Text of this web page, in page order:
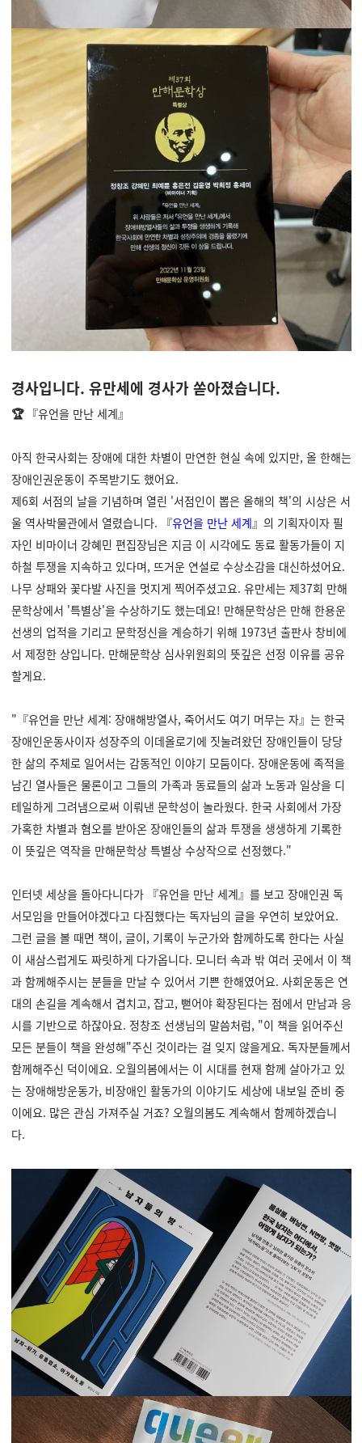
경사입니다. 유만세에 경사가 쏟아졌습니다.
🏆 『유언을 만난 세계』
아직 한국사회는 장애에 대한 차별이 만연한 현실 속에 있지만, 올 한해는
장애인권운동이 주목받기도 했어요.
제6회 서점의 날을 기념하며 열린 '서점인이 뽑은 올해의 책'의 시상은 서
울 역사박물관에서 열렸습니다.
『유언을 만난 세계』의 기획자이자 필
자인 비마이너 강혜민 편집장님은 지금 이 시각에도 동료 활동가들이 지
하철 투쟁을 지속하고 있다며, 뜨거운 연설로 수상소감을 대신하셨어요.
나무 상패와 꽃다발 사진을 멋지게 찍어주셨고요. 유만세는 제37회 만해
문학상에서 '특별상'을 수상하기도 했는데요! 만해문학상은 만해 한용운
선생의 업적을 기리고 문학정신을 계승하기 위해 1973년 출판사 창비에
서 제정한 상입니다. 만해문학상 심사위원회의 뜻깊은 선정 이유를 공유
할게요.
" 『유언을 만난 세계: 장애해방열사, 죽어서도 여기 머무는 자』는 한국
장애인운동사이자 성장주의 이데올로기에 짓눌려왔던 장애인들이 당당
한 삶의 주체로 일어서는 감동적인 이야기 모둠이다. 장애운동에 족적을
남긴 열사들은 물론이고 그들의 가족과 동료들의 삶과 노동과 일상을 디
테일하게 그려냄으로써 이뤄낸 문학성이 놀라웠다. 한국 사회에서 가장
가혹한 차별과 혐오를 받아온 장애인들의 삶과 투쟁을 생생하게 기록한
이 뜻깊은 역작을 만해문학상 특별상 수상작으로 선정했다."
인터넷 세상을 돌아다니다가 『유언을 만난 세계』를 보고 장애인권 독
서모임을 만들어야겠다고 다짐했다는 독자님의 글을 우연히 보았어요.
그런 글을 볼 때면 책이, 글이, 기록이 누군가와 함께하도록 한다는 사실
이 새삼스럽게도 짜릿하게 다가옵니다. 모니터 속과 밖 여러 곳에서 이 책
과 함께해주시는 분들을 만날 수 있어서 기쁜 한해였어요. 사회운동은 연
대의 손길을 계속해서 겹치고, 잡고, 뻗어야 확장된다는 점에서 만남과 응
시를 기반으로 하잖아요. 정창조 선생님의 말씀처럼, "이 책을 읽어주신
모든 분들이 책을 완성해"주신 것이라는 걸 잊지 않을게요. 독자분들께서
함께해주신 덕이에요. 오월의봄에서는 이 시대를 현재 함께 살아가고 있
는 장애해방운동가, 비장애인 활동가의 이야기도 세상에 내보일 준비 중
이에요. 많은 관심 가져주실 거죠? 오월의봄도 계속해서 함께하겠습니
다.